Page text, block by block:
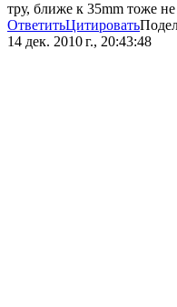
тру, ближе к 35mm тоже
ОтветитьЦитировать
14 дек. 2010 г., 20:43:48